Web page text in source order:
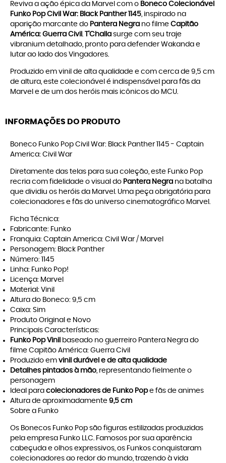
Reviva a ação épica da Marvel com o Boneco Colecionável
Funko Pop Civil War: Black Panther 1145, inspirado na
aparição marcante do Pantera Negra no filme Capitão
América: Guerra Civil . T’Challa surge com seu traje
vibranium detalhado, pronto para defender Wakanda e
lutar ao lado dos Vingadores.
Produzido em vinil de alta qualidade e com cerca de 9,5 cm
de altura, este colecionável é indispensável para fãs da
Marvel e de um dos heróis mais icônicos do MCU.
INFORMAÇÕES DO PRODUTO
Boneco Funko Pop Civil War: Black Panther 1145 - Captain
America: Civil War
Diretamente das telas para sua coleção, este Funko Pop
recria com fidelidade o visual do Pantera Negra na batalha
que dividiu os heróis da Marvel. Uma peça obrigatória para
colecionadores e fãs do universo cinematográfico Marvel.
Ficha Técnica:
Fabricante: Funko
Franquia: Captain America: Civil War / Marvel
Personagem: Black Panther
Número: 1145
Linha: Funko Pop!
Licença: Marvel
Material: Vinil
Altura do Boneco: 9,5 cm
Caixa: Sim
Produto Original e Novo
Principais Características:
Funko Pop Vinil baseado no guerreiro Pantera Negra do
filme Capitão América: Guerra Civil
Produzido em vinil durável e de alta qualidade
Detalhes pintados à mão, representando fielmente o
personagem
Ideal para colecionadores de Funko Pope fãs de animes
Altura de aproximadamente 9,5 cm
Sobre a Funko
Os Bonecos Funko Pop são figuras estilizadas produzidas
pela empresa Funko LLC. Famosos por sua aparência
cabeçuda e olhos expressivos, os Funkos conquistaram
colecionadores ao redor do mundo, trazendo à vida